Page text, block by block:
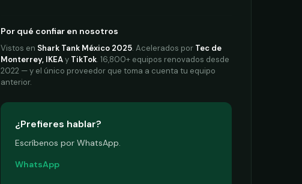
Por qué confiar en nosotros
Vistos en Shark Tank México 2025. Acelerados por Tec de
Monterrey, IKEAy TikTok. 16,800+ equipos renovados desde
2022 — y el único proveedor que toma a cuenta tu equipo
anterior.
¿Prefieres hablar?
Escríbenos por WhatsApp.
WhatsApp